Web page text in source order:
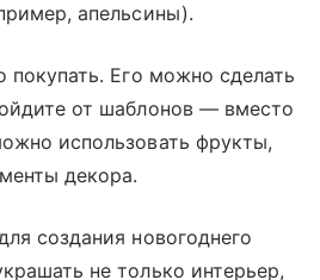
апельсины).
покупать. Его можно сделать
от шаблонов — вместо
использовать фрукты,
декора.
создания новогоднего
не только интерьер,